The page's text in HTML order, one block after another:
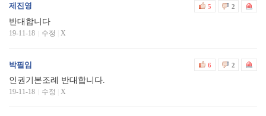
제진영 5 2
반대합니다
19-11-18 수정 X
박필임 6 2
인권기본조례 반대합니다.
19-11-18 수정 X